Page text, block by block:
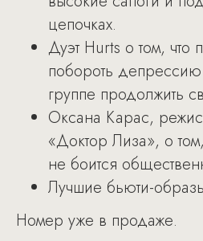
цепочках.
Дуэт Hurts о том, что
побороть
группе продолжить
Оксана Карас,
«Доктор Лиза», о
не боится
Лучшие бьюти-
Номер уже в продаже.